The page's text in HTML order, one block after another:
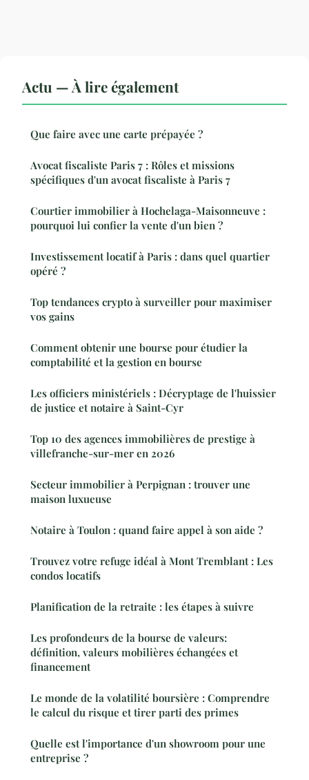
Actu — À lire également
Que faire avec une carte prépayée ?
Avocat fiscaliste Paris 7 : Rôles et missions
spécifiques d'un avocat fiscaliste à Paris 7
Courtier immobilier à Hochelaga-Maisonneuve :
pourquoi lui confier la vente d'un bien ?
Investissement locatif à Paris : dans quel quartier
opéré ?
Top tendances crypto à surveiller pour maximiser
vos gains
Comment obtenir une bourse pour étudier la
comptabilité et la gestion en bourse
Les officiers ministériels : Décryptage de l'huissier
de justice et notaire à Saint-Cyr
Top 10 des agences immobilières de prestige à
villefranche-sur-mer en 2026
Secteur immobilier à Perpignan : trouver une
maison luxueuse
Notaire à Toulon : quand faire appel à son aide ?
Trouvez votre refuge idéal à Mont Tremblant : Les
condos locatifs
Planification de la retraite : les étapes à suivre
Les profondeurs de la bourse de valeurs:
définition, valeurs mobilières échangées et
financement
Le monde de la volatilité boursière : Comprendre
le calcul du risque et tirer parti des primes
Quelle est l'importance d'un showroom pour une
entreprise ?